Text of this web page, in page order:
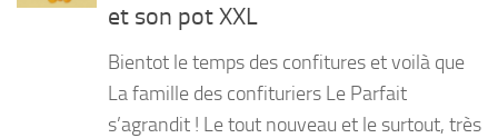
et son pot XXL
Bientot le temps des confitures et voilà que
La famille des confituriers Le Parfait
s’agrandit ! Le tout nouveau et le surtout, très